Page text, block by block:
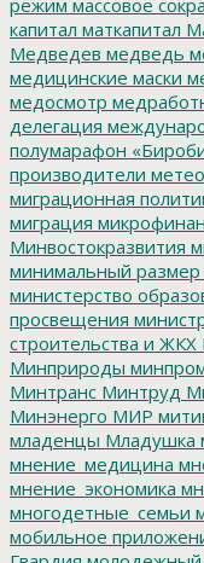
капитал маткапитал
Медведев медведь
медицинские маски
медосмотр
делегация
полумарафон
производители
миграционная
миграция
Минвостокразвития
минимальный размер
министерство
просвещения
строительства и ЖКХ
Минприроды
Минтранс Минтруд
Минэнерго МИР
младенцы Младушка
мнение_медицина
мнение_экономика
многодетные_семьи
мобильное